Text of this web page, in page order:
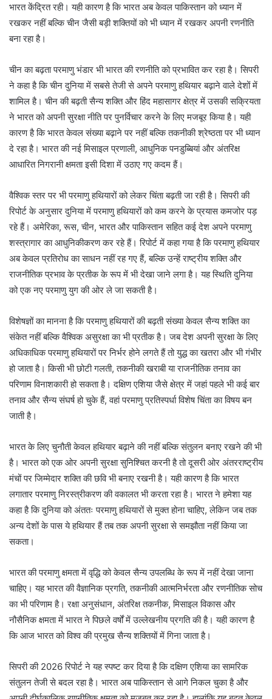
भारत केंद्रित रही। यही कारण है कि भारत अब केवल पाकिस्तान को ध्यान में
रखकर नहीं बल्कि चीन जैसी बड़ी शक्तियों को भी ध्यान में रखकर अपनी रणनीति
बना रहा है।
चीन का बढ़ता परमाणु भंडार भी भारत की रणनीति को प्रभावित कर रहा है। सिपरी
ने कहा है कि चीन दुनिया में सबसे तेजी से अपने परमाणु हथियार बढ़ाने वाले देशों में
शामिल है। चीन की बढ़ती सैन्य शक्ति और हिंद महासागर क्षेत्र में उसकी सक्रियता
ने भारत को अपनी सुरक्षा नीति पर पुनर्विचार करने के लिए मजबूर किया है। यही
कारण है कि भारत केवल संख्या बढ़ाने पर नहीं बल्कि तकनीकी श्रेष्ठता पर भी ध्यान
दे रहा है। भारत की नई मिसाइल प्रणाली, आधुनिक पनडुब्बियां और अंतरिक्ष
आधारित निगरानी क्षमता इसी दिशा में उठाए गए कदम हैं।
वैश्विक स्तर पर भी परमाणु हथियारों को लेकर चिंता बढ़ती जा रही है। सिपरी की
रिपोर्ट के अनुसार दुनिया में परमाणु हथियारों को कम करने के प्रयास कमजोर पड़
रहे हैं। अमेरिका, रूस, चीन, भारत और पाकिस्तान सहित कई देश अपने परमाणु
शस्त्रागार का आधुनिकीकरण कर रहे हैं। रिपोर्ट में कहा गया है कि परमाणु हथियार
अब केवल प्रतिरोध का साधन नहीं रह गए हैं, बल्कि उन्हें राष्ट्रीय शक्ति और
राजनीतिक प्रभाव के प्रतीक के रूप में भी देखा जाने लगा है। यह स्थिति दुनिया
को एक नए परमाणु युग की ओर ले जा सकती है।
विशेषज्ञों का मानना है कि परमाणु हथियारों की बढ़ती संख्या केवल सैन्य शक्ति का
संकेत नहीं बल्कि वैश्विक असुरक्षा का भी प्रतीक है। जब देश अपनी सुरक्षा के लिए
अधिकाधिक परमाणु हथियारों पर निर्भर होने लगते हैं तो युद्ध का खतरा और भी गंभीर
हो जाता है। किसी भी छोटी गलती, तकनीकी खराबी या राजनीतिक तनाव का
परिणाम विनाशकारी हो सकता है। दक्षिण एशिया जैसे क्षेत्र में जहां पहले भी कई बार
तनाव और सैन्य संघर्ष हो चुके हैं, वहां परमाणु प्रतिस्पर्धा विशेष चिंता का विषय बन
जाती है।
भारत के लिए चुनौती केवल हथियार बढ़ाने की नहीं बल्कि संतुलन बनाए रखने की भी
है। भारत को एक ओर अपनी सुरक्षा सुनिश्चित करनी है तो दूसरी ओर अंतरराष्ट्रीय
मंचों पर जिम्मेदार शक्ति की छवि भी बनाए रखनी है। यही कारण है कि भारत
लगातार परमाणु निरस्त्रीकरण की वकालत भी करता रहा है। भारत ने हमेशा यह
कहा है कि दुनिया को अंततः परमाणु हथियारों से मुक्त होना चाहिए, लेकिन जब तक
अन्य देशों के पास ये हथियार हैं तब तक अपनी सुरक्षा से समझौता नहीं किया जा
सकता।
भारत की परमाणु क्षमता में वृद्धि को केवल सैन्य उपलब्धि के रूप में नहीं देखा जाना
चाहिए। यह भारत की वैज्ञानिक प्रगति, तकनीकी आत्मनिर्भरता और रणनीतिक सोच
का भी परिणाम है। रक्षा अनुसंधान, अंतरिक्ष तकनीक, मिसाइल विकास और
नौसैनिक क्षमता में भारत ने पिछले वर्षों में उल्लेखनीय प्रगति की है। यही कारण है
कि आज भारत को विश्व की प्रमुख सैन्य शक्तियों में गिना जाता है।
सिपरी की 2026 रिपोर्ट ने यह स्पष्ट कर दिया है कि दक्षिण एशिया का सामरिक
संतुलन तेजी से बदल रहा है। भारत अब पाकिस्तान से आगे निकल चुका है और